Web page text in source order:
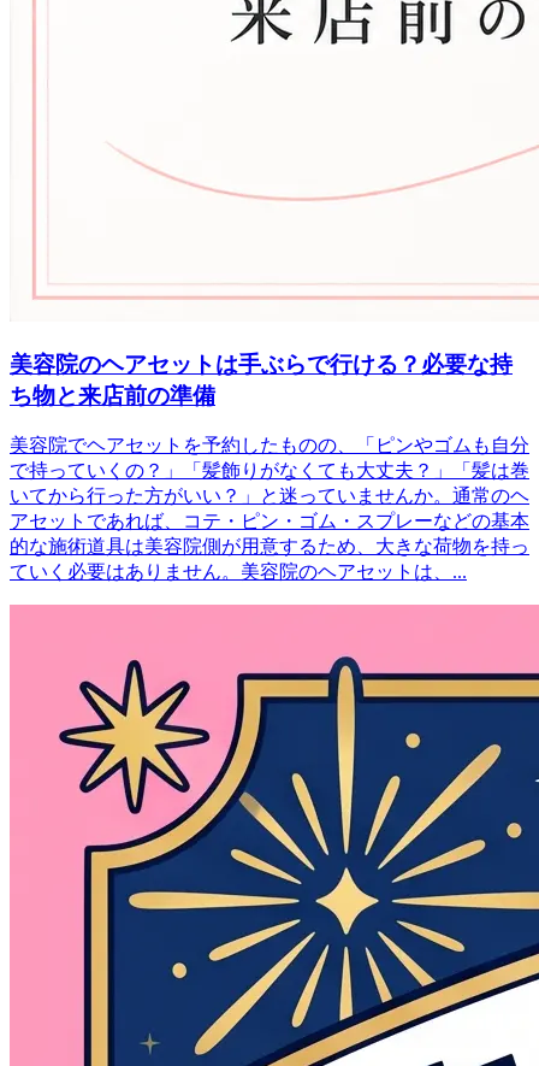
美容院のヘアセットは手ぶらで行ける？必要な持
ち物と来店前の準備
美容院でヘアセットを予約したものの、「ピンやゴムも自分
で持っていくの？」「髪飾りがなくても大丈夫？」「髪は巻
いてから行った方がいい？」と迷っていませんか。通常のヘ
アセットであれば、コテ・ピン・ゴム・スプレーなどの基本
的な施術道具は美容院側が用意するため、大きな荷物を持っ
ていく必要はありません。美容院のヘアセットは、...